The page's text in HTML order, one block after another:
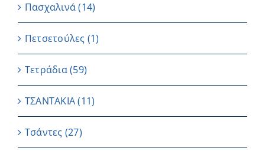
Πασχαλινά (14)
Πετσετούλες (1)
Τετράδια(59)
ΤΣΑΝΤΑΚΙΑ (11)
Τσάντες (27)